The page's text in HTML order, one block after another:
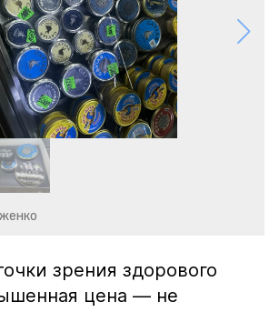
зрения здорового
цена — не